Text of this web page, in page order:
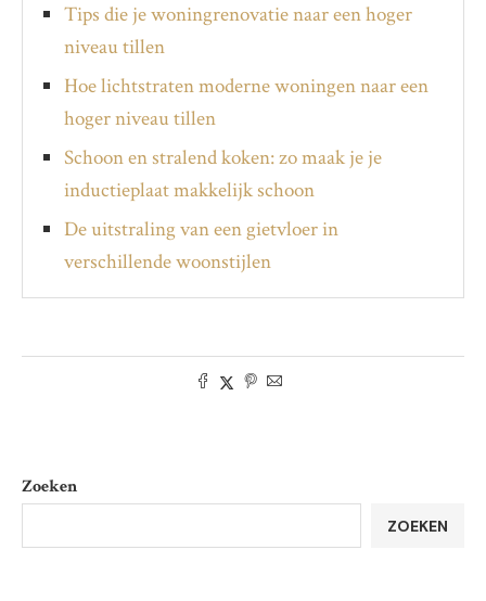
Tips die je woningrenovatie naar een hoger
niveau tillen
Hoe lichtstraten moderne woningen naar een
hoger niveau tillen
Schoon en stralend koken: zo maak je je
inductieplaat makkelijk schoon
De uitstraling van een gietvloer in
verschillende woonstijlen
Zoeken
ZOEKEN